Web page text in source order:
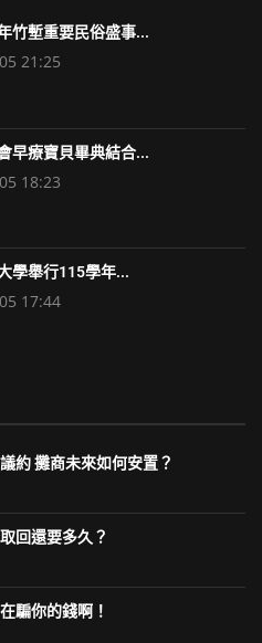
竹塹重要民俗盛事...
21:25
早療寶貝畢典結合...
18:23
學舉行115學年...
17:44
約 攤商未來如何安置？
回還要多久？
騙你的錢啊！